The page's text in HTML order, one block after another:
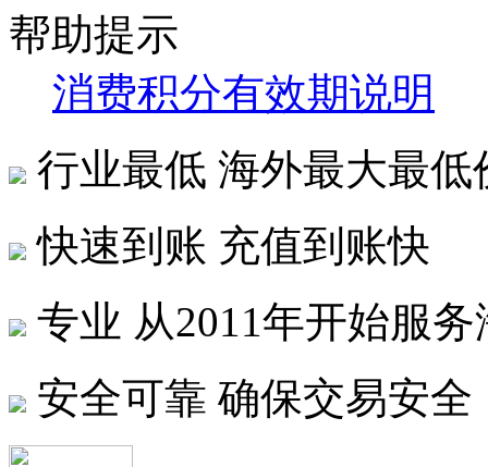
帮助提示
消费积分有效期说明
行业最低 海外最大最低
快速到账 充值到账快
专业 从2011年开始服
安全可靠 确保交易安全